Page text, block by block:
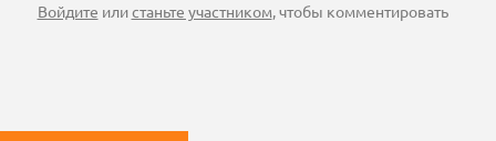
Войдите илистаньте участником, чтобы комментировать